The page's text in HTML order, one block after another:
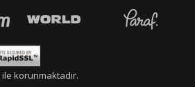
ile korunmaktadır.